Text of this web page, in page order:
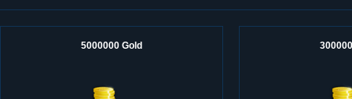
5000000 Gold